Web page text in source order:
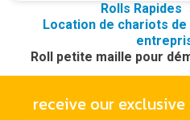
Rolls Rapides
Location de chariots
Roll petite maille pour
receive our